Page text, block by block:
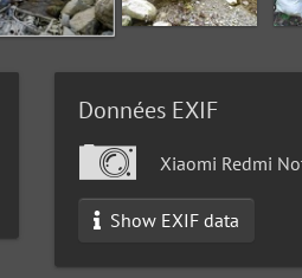
Données EXIF
Xiaomi Redmi
Show EXIF data